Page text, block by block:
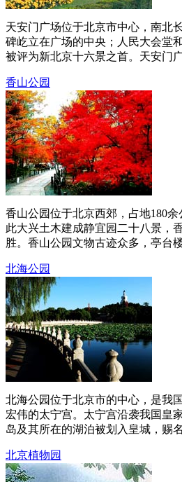
天安门广场位于北京市中心，南北
碑屹立在广场的中央；人民大会堂
被评为新北京十六景之首。天安门
香山公园
香山公园位于北京西郊，占地180
此大兴土木建成静宜园二十八景，
胜。香山公园文物古迹众多，亭台
北海公园
北海公园位于北京市的中心，是我
宏伟的太宁宫。太宁宫沿袭我国皇
岛及其所在的湖泊被划入皇城，赐
北京植物园